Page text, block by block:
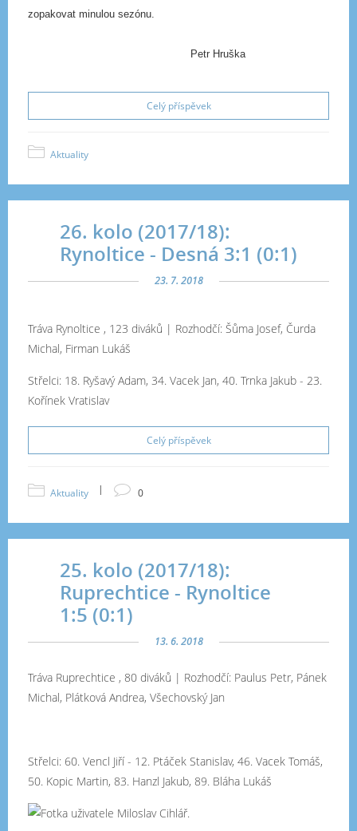
zopakovat minulou sezónu.
Petr Hruška
Celý příspěvek
Aktuality
26. kolo (2017/18):
Rynoltice - Desná 3:1 (0:1)
23. 7. 2018
Tráva Rynoltice , 123 diváků | Rozhodčí: Šůma Josef, Čurda
Michal, Firman Lukáš
Střelci: 18. Ryšavý Adam, 34. Vacek Jan, 40. Trnka Jakub - 23.
Kořínek Vratislav
Celý příspěvek
Aktuality | 0
25. kolo (2017/18):
Ruprechtice - Rynoltice
1:5 (0:1)
13. 6. 2018
Tráva Ruprechtice , 80 diváků | Rozhodčí: Paulus Petr, Pánek
Michal, Plátková Andrea, Všechovský Jan
Střelci: 60. Vencl Jiří - 12. Ptáček Stanislav, 46. Vacek Tomáš,
50. Kopic Martin, 83. Hanzl Jakub, 89. Bláha Lukáš